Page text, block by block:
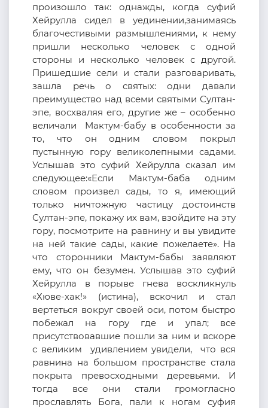
произошло так: однажды, когда суфий
Хейрулла сидел в уединении,занимаясь
благочестивыми размышлениями, к нему
пришли несколько человек с одной
стороны и несколько человек с другой.
Пришедшие сели и стали разговаривать,
зашла речь о святых: одни давали
преимущество над всеми святыми Султан-
эпе, восхваляя его, другие же – особенно
величали Мактум-бабу в особенности за
то, что он одним словом покрыл
пустынную гору великолепными садами.
Услышав это суфий Хейрулла сказал им
следующее:«Если Мактум-баба одним
словом произвел сады, то я, имеющий
только ничтожную частицу достоинств
Султан-эпе, покажу их вам, взойдите на эту
гору, посмотрите на равнину и вы увидите
на ней такие сады, какие пожелаете». На
что сторонники Мактум-бабы заявляют
ему, что он безумен. Услышав это суфий
Хейрулла в порыве гнева воскликнуль
«Хюве-хак!» (истина), вскочил и стал
вертеться вокруг своей оси, потом быстро
побежал на гору где и упал; все
присутствовавшие пошли за ним и вскоре
с великим удивлением увидели, что вся
равнина на большом пространстве стала
покрыта превосходными деревьями. И
тогда все они стали громогласно
прославлять Бога, пали к ногам суфия